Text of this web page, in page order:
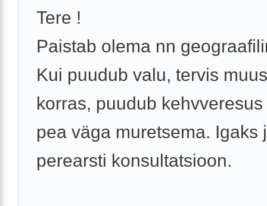
Tere !
Paistab olema nn
Kui puudub valu, tervis
korras, puudub
pea väga muretsema. Igaks
perearsti konsultatsioon.